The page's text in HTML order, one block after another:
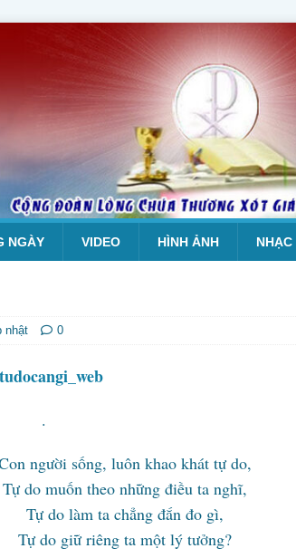
NGÀY VIDEO HÌNH ẢNH NHẠC
nhật 0
.
luôn khao khát tự do,
những điều ta nghĩ,
chẳng đắn đo gì,
ta một lý tưởng?